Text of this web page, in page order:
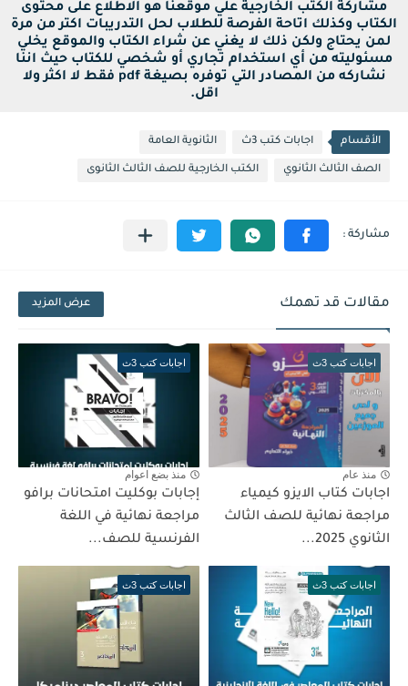
مشاركة الكتب الخارجية علي موقعنا هو الاطلاع على محتوى
الكتاب وكذلك اتاحة الفرصة للطلاب لحل التدريبات اكتر من مرة
لمن يحتاج ولكن ذلك لا يغني عن شراء الكتاب والموقع يخلي
مسئوليته من أي استخدام تجاري أو شخصي للكتاب حيث اننا
نشاركه من المصادر التي توفره بصيغة pdf فقط لا اكثر ولا
اقل.
الأقسام اجابات كتب 3ث الثانوية العامة
الصف الثالث الثانوي الكتب الخارجية للصف الثالث الثانوى
مقالات قد تهمك عرض المزيد
اجابات كتب 3ث
منذ عام
اجابات كتاب الايزو كيمياء
مراجعة نهائية للصف الثالث
الثانوي 2025...
اجابات كتب 3ث
منذ بضع اعوام
إجابات بوكليت امتحانات برافو
مراجعة نهائية في اللغة
الفرنسية للصف...
اجابات كتب 3ث اجابات كتب 3ث